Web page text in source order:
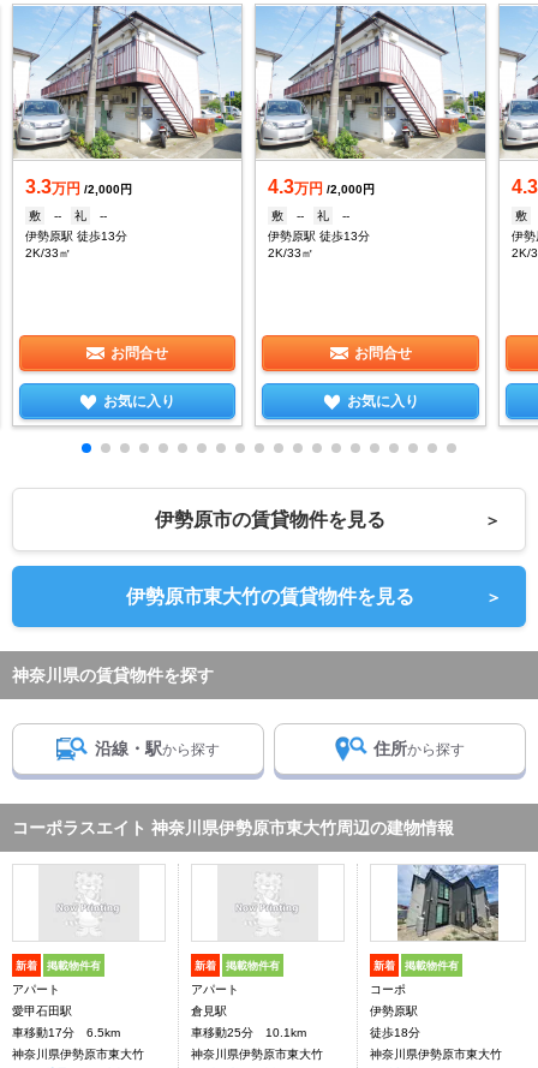
3.3万円 /2,000円
敷
-- 礼
--
伊勢原駅 徒歩13分
2K/33㎡
お問合せ
お気に入り
4.3万円 /2,000円
敷
-- 礼
--
伊勢原駅 徒歩13分
2K/33㎡
お問合せ
お気に入り
4.3
敷
伊
2K/
伊勢原市の賃貸物件を見る ＞
伊勢原市東大竹の賃貸物件を見る ＞
神奈川県の賃貸物件を探す
沿線・駅から探す 住所から探す
コーポラスエイト 神奈川県伊勢原市東大竹周辺の建物情報
新着 掲載物件有
アパート
愛甲石田駅
車移動17分 6.5km
神奈川県伊勢原市東大竹
新着 掲載物件有
アパート
倉見駅
車移動25分 10.1km
神奈川県伊勢原市東大竹
新着 掲載物件有
コーポ
伊勢原駅
徒歩18分
神奈川県伊勢原市東大竹